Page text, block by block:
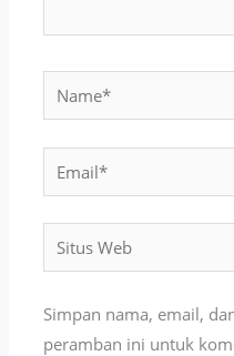
Name*
Situs
Web
Simpan nama, email,
peramban ini untuk